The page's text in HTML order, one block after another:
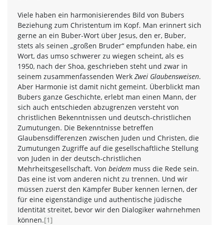
Viele haben ein harmonisierendes Bild von Bubers
Beziehung zum Christentum im Kopf. Man erinnert sich
gerne an ein Buber-Wort über Jesus, den er, Buber,
stets als seinen „großen Bruder“ empfunden habe, ein
Wort, das umso schwerer zu wiegen scheint, als es
1950, nach der Shoa, geschrieben steht und zwar in
seinem zusammenfassenden Werk Zwei Glaubensweisen.
Aber Harmonie ist damit nicht gemeint. Überblickt man
Bubers ganze Geschichte, erlebt man einen Mann, der
sich auch entschieden abzugrenzen versteht von
christlichen Bekenntnissen und deutsch-christlichen
Zumutungen. Die Bekenntnisse betreffen
Glaubensdifferenzen zwischen Juden und Christen, die
Zumutungen Zugriffe auf die gesellschaftliche Stellung
von Juden in der deutsch-christlichen
Mehrheitsgesellschaft. Von beidem muss die Rede sein.
Das eine ist vom anderen nicht zu trennen. Und wir
müssen zuerst den Kämpfer Buber kennen lernen, der
für eine eigenständige und authentische jüdische
Identität streitet, bevor wir den Dialogiker wahrnehmen
können.[1]